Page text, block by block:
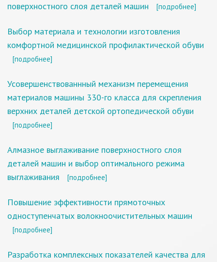
поверхностного слоя деталей машин
[подробнее]
Выбор материала и технологии изготовления
комфортной медицинской профилактической обуви
[подробнее]
Усовершенствованнный механизм перемещения
материалов машины 330-го класса для скрепления
верхних деталей детской ортопедической обуви
[подробнее]
Алмазное выглаживание поверхностного слоя
деталей машин и выбор оптимального режима
выглаживания
[подробнее]
Повышение эффективности прямоточных
одноступенчатых волокноочистительных машин
[подробнее]
Разработка комплексных показателей качества для